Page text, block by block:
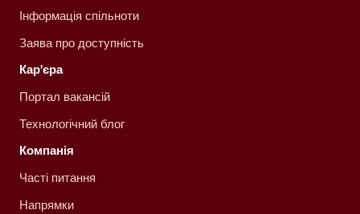
Інформація спільноти
Заява про доступність
Кар'єра
Портал вакансій
Технологічний блог
Компанія
Часті питання
Напрямки